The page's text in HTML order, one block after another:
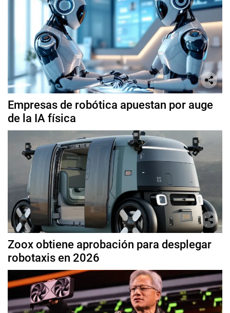
Empresas de robótica apuestan por auge
de la IA física
Zoox obtiene aprobación para desplegar
robotaxis en 2026